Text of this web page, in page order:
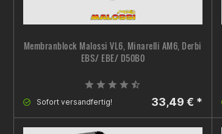
Membranblock Malossi VL6, Minarelli AM6, Derbi
EBS/ EBE/ D50B0
Sofort versandfertig! 33,49 € *